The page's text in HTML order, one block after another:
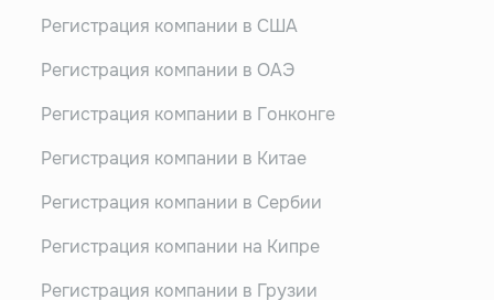
Регистрация компании в США
Регистрация компании в ОАЭ
Регистрация компании в Гонконге
Регистрация компании в Китае
Регистрация компании в Сербии
Регистрация компании на Кипре
Регистрация компании в Грузии